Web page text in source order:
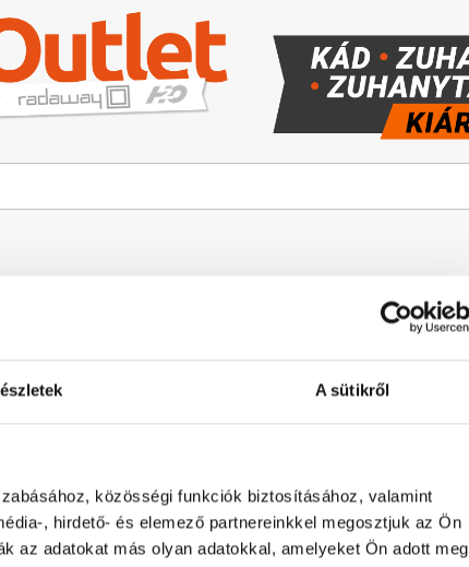
A sütikről
közösségi funkciók biztosításához, valamint
, hirdető- és elemező partnereinkkel megosztjuk az Ön
az adatokat más olyan adatokkal, amelyeket Ön adott meg